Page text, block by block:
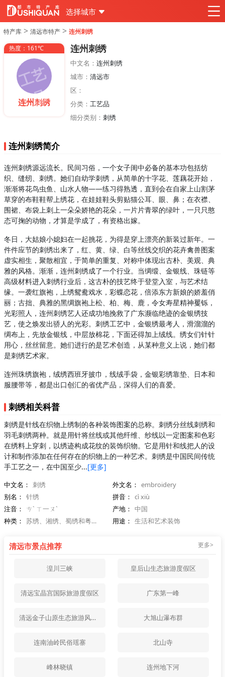
选择城市
特产库 > 清远市特产 > 连州刺绣
热度：161℃
连州刺绣
连州刺绣
中文名： 连州刺绣
城市： 清远市
区：
分类： 工艺品
细分类别： 刺绣
连州刺绣简介
连州刺绣源远流长。民间习俗，一个女子闺中必备的基本功包括纺
织、缝纫、刺绣。她们自幼学刺绣，从简单的十字花、莲藕花开始，
渐渐将花鸟虫鱼、山水人物——练习得熟透，直到会在自家上山割茅
草穿的布鞋鞋帮上绣花，在娃娃鞋头剪贴猫公耳、眼、鼻；在衣襟、
围裙、布袋上刺上一朵朵娇艳的花朵，一片片青翠的绿叶，一只只憨
态可掬的动物，才算是学成了，有资格出嫁。
冬日，大姑娘小媳妇在一起挑花，为得是穿上漂亮的新装过新年。一
件件应节的刺绣出来了，红、黄、绿、白等丝线交织的花卉禽兽图案
虚实相生，聚散相宜，于简单的重复、对称中体现出古朴、美观、典
雅的风格。渐渐，连州刺绣成了一个行业。当绸缎、金银线、珠链等
高级材料进入刺绣行业后，这古朴的技艺终于登堂入室，与艺术结
缘。一袭红旗袍，上绣鸳鸯戏水，彩蝶恋花，倍添东方新娘的娇羞俏
丽；古拙、典雅的黑绸旗袍上松、柏、梅、鹿，令女寿星精神矍铄，
光彩照人，连州刺绣艺人还成功地挽救了广东濒临绝迹的金银绣技
艺，使之焕发出骄人的光彩。刺绣工艺中，金银绣最考人，滑溜溜的
绸布上，先放金银线，中层放棉花，下面还得加上绒线。绣女们针针
用心，丝丝留意。她们进行的是艺术创造，从某种意义上说，她们都
是刺绣艺术家。
连州珠绣旗袍，绒绣西班牙披巾，线绒手袋，金银彩绣靠垫、日本和
服腰带等，都是出口创汇的省优产品，深得人们的喜爱。
刺绣相关科普
刺绣是针线在织物上绣制的各种装饰图案的总称。刺绣分丝线刺绣和
羽毛刺绣两种。就是用针将丝线或其他纤维、纱线以一定图案和色彩
在绣料上穿刺，以绣迹构成花纹的装饰织物。它是用针和线把人的设
计和制作添加在任何存在的织物上的一种艺术。刺绣是中国民间传统
手工艺之一，在中国至少...[更多]
中文名： 刺绣 外文名： embroidery
别名： 针绣 拼音： cì xiù
注音：
ㄘˋ ㄒ一ㄡˋ 产地： 中国
种类： 苏绣、湘绣、蜀绣和粤绣等 用途： 生活和艺术装饰
清远市景点推荐 更多>
湟川三峡 皇后山生态旅游度假区
清远宝晶宫国际旅游度假区 广东第一峰
清远金子山原生态旅游风景区 大旭山瀑布群
连南油岭民俗瑶寨 北山寺
峰林晓镇 连州地下河